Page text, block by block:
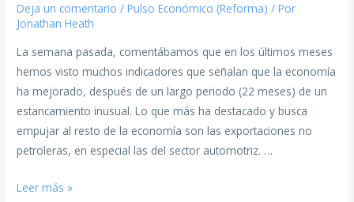
Deja un comentario /Pulso Económico (Reforma) / Por
Jonathan Heath
La semana pasada, comentábamos que en los últimos meses
hemos visto muchos indicadores que señalan que la economía
ha mejorado, después de un largo periodo (22 meses) de un
estancamiento inusual. Lo que más ha destacado y busca
empujar al resto de la economía son las exportaciones no
petroleras, en especial las del sector automotriz. …
Leer más »